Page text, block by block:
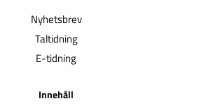
Nyhetsbrev
Taltidning
E-tidning
Innehåll